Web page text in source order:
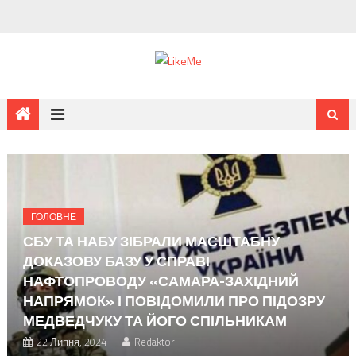
ГОЛОВНЕ
СБУ ТА НАБУ ЗІБРАЛИ МАСШТАБНУ
ДОКАЗОВУ БАЗУ У СПРАВІ
НАФТОПРОВОДУ «САМАРА-ЗАХІДНИЙ
НАПРЯМОК» І ПОВІДОМИЛИ ПРО ПІДОЗРУ
МЕДВЕДЧУКУ ТА ЙОГО СПІЛЬНИКАМ
22 Липня, 2024 Redaktor